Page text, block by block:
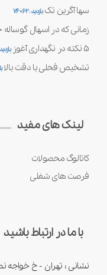
سها آگرین تک بازدید : 74062
زمانی که در اسهال
5 نکته در نگهداری آغوز بازدید :
تشخیص فحلی با دقت بالا
لینک های مفید
کاتالوگ محصولات
فرصت های شغلی
با ما در ارتباط باشید